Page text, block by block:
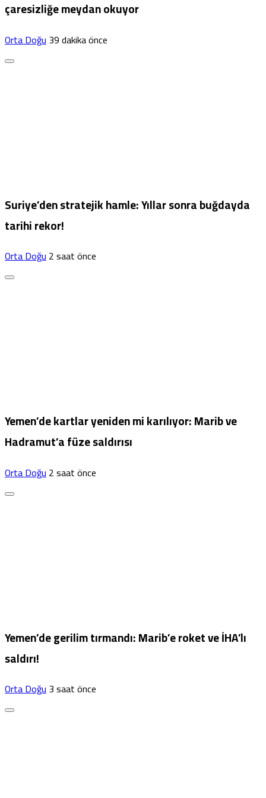
çaresizliğe meydan okuyor
Orta Doğu39 dakika önce
Suriye’den stratejik hamle: Yıllar sonra buğdayda
tarihi rekor!
Orta Doğu2 saat önce
Yemen’de kartlar yeniden mi karılıyor: Marib ve
Hadramut’a füze saldırısı
Orta Doğu2 saat önce
Yemen’de gerilim tırmandı: Marib’e roket ve İHA’lı
saldırı!
Orta Doğu3 saat önce